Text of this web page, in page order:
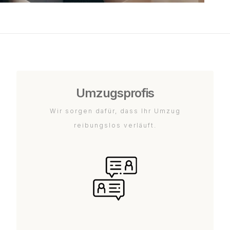
Umzugsprofis
Wir sorgen dafür, dass Ihr Umzug
reibungslos verläuft.